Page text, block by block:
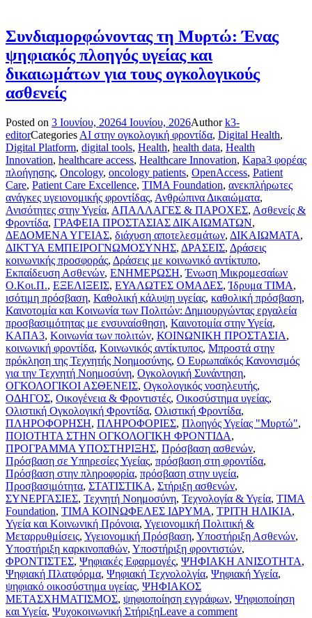
Συνδιαμορφώνοντας τη Μυρτώ: Ένας
ψηφιακός πλοηγός υγείας και
δικαιωμάτων για τους ογκολογικούς
ασθενείς
Posted on 3 Ιουνίου, 20264 Ιουνίου, 2026Authork3-
editorCategories AI στην ογκολογική φροντίδα, Digital Health,
Digital Platform, digital tools, Health, health data, Health
Innovation, healthcare access, Healthcare Innovation, Kapa3 φορέας
πλοήγησης, Oncology, oncology patients, OpenAccess, Patient
Care, Patient Care Excellence, TIMA Foundation, ανεκπλήρωτες
ανάγκες υγειονομικής φροντίδας, Ανθρώπινα Δικαιώματα,
Ανισότητες στην Υγεία, ΑΠΑΛΛΑΓΕΣ & ΠΑΡΟΧΕΣ, Ασθενείς &
Φροντίδα, ΓΡΑΦΕΙΑ ΠΡΟΣΤΑΣΙΑΣ ΔΙΚΑΙΩΜΑΤΩΝ,
ΔΕΔΟΜΕΝΑ ΥΓΕΙΑΣ, διάχυση αποτελεσμάτων, ΔΙΚΑΙΩΜΑΤΑ,
ΔΙΚΤΥΑ ΕΜΠΕΙΡΟΓΝΩΜΟΣΥΝΗΣ, ΔΡΑΣΕΙΣ, Δράσεις
κοινωνικής προσφοράς, Δράσεις με κοινωνικό αντίκτυπο,
Εκπαίδευση Ασθενών, ΕΝΗΜΕΡΩΣΗ,Ένωση Μικρομεσαίων
Ο.Κοι.Π., ΕΞΕΛΙΞΕΙΣ, ΕΥΑΛΩΤΕΣ ΟΜΑΔΕΣ,Ίδρυμα ΤΙΜΑ,
ισότιμη πρόσβαση, Καθολική κάλυψη υγείας, καθολική πρόσβαση,
Καινοτομία και Κοινωνία των Πολιτών: Δημιουργώντας εργαλεία
προσβασιμότητας με ενσυναίσθηση, Καινοτομία στην Υγεία,
ΚΑΠΑ3, Κοινωνία των πολιτών, ΚΟΙΝΩΝΙΚΗ ΠΡΟΣΤΑΣΙΑ,
κοινωνική φροντίδα, Κοινωνικός αντίκτυπος, Μπροστά στην
πρόκληση της Τεχνητής Νοημοσύνης, Ο Ευρωπαϊκός Κανονισμός
για την Τεχνητή Νοημοσύνη, Ογκολογική Συνάντηση,
ΟΓΚΟΛΟΓΙΚΟΙ ΑΣΘΕΝΕΙΣ, Ογκολογικός νοσηλευτής,
ΟΔΗΓΟΣ, Οικογένεια & Φροντιστές, Οικοσύστημα υγείας,
Ολιστική Ογκολογική Φροντίδα, Ολιστική Φροντίδα,
ΠΛΗΡΟΦΟΡΗΣΗ, ΠΛΗΡΟΦΟΡΙΕΣ, Πλοηγός Υγείας "Μυρτώ",
ΠΟΙΟΤΗΤΑ ΣΤΗΝ ΟΓΚΟΛΟΓΙΚΗ ΦΡΟΝΤΙΔΑ,
ΠΡΟΓΡΑΜΜΑ ΥΠΟΣΤΗΡΙΞΗΣ, Πρόσβαση ασθενών,
Πρόσβαση σε Υπηρεσίες Υγείας, πρόσβαση στη φροντίδα,
Πρόσβαση στην πληροφορία, πρόσβαση στην υγεία,
Προσβασιμότητα, ΣΤΑΤΙΣΤΙΚΑ, Στήριξη ασθενών,
ΣΥΝΕΡΓΑΣΙΕΣ, Τεχνητή Νοημοσύνη, Τεχνολογία & Υγεία, ΤΙΜΑ
Foundation, ΤΙΜΑ ΚΟΙΝΩΦΕΛΕΣ ΙΔΡΥΜΑ, ΤΡΙΤΗ ΗΛΙΚΙΑ,
Υγεία και Κοινωνική Πρόνοια, Υγειονομική Πολιτική &
Μεταρρυθμίσεις, Υγειονομική Πρόσβαση, Υποστήριξη Ασθενών,
Υποστήριξη καρκινοπαθών, Υποστήριξη φροντιστών,
ΦΡΟΝΤΙΣΤΕΣ, Ψηφιακές Εφαρμογές, ΨΗΦΙΑΚΗ ΑΝΙΣΟΤΗΤΑ,
Ψηφιακή Πλατφόρμα, Ψηφιακή Τεχνολολγία, Ψηφιακή Υγεία,
ψηφιακό οικοσύστημα υγείας, ΨΗΦΙΑΚΟΣ
ΜΕΤΑΣΧΗΜΑΤΙΣΜΟΣ, ψηφιοποίηση εγγράφων, Ψηφιοποίηση
και Υγεία, Ψυχοκοινωνική ΣτήριξηLeave a comment